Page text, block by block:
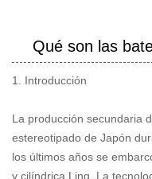
Qué son las
1. Introducción
La producción secundaria
estereotipado de Japón
los últimos años se
y cilíndrica Ling. La